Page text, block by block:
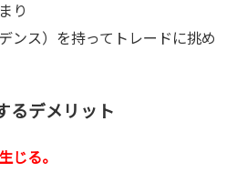
り
ンス）を持ってトレードに挑め
るデメリット
じる。